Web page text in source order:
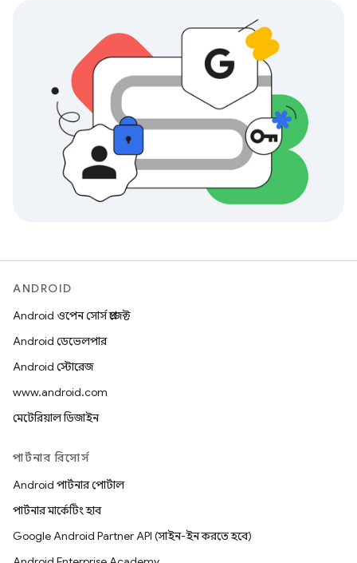
ANDROID
Android ওপেন সোর্স প্রজেক্ট
Android ডেভেলপার
Android স্টোরেজ
www.android.com
মেটেরিয়াল ডিজাইন
পার্টনার রিসোর্স
Android পার্টনার পোর্টাল
পার্টনার মার্কেটিং হাব
Google Android Partner API (সাইন-ইন করতে হবে)